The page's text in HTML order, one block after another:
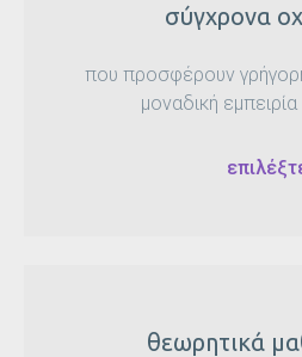
σύγχρονα
που προσφέρουν
μοναδική
θεωρητικά